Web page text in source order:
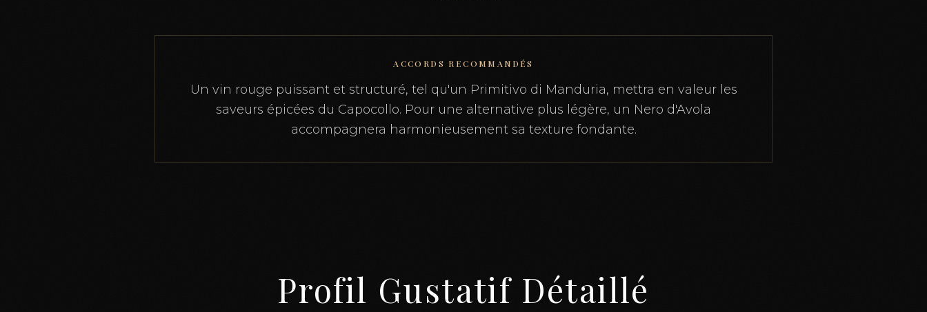
ACCORDS RECOMMANDÉS
Un vin rouge puissant et structuré, tel qu'un Primitivo di Manduria, mettra en valeur les
saveurs épicées du Capocollo. Pour une alternative plus légère, un Nero d'Avola
accompagnera harmonieusement sa texture fondante.
Profil Gustatif Détaillé